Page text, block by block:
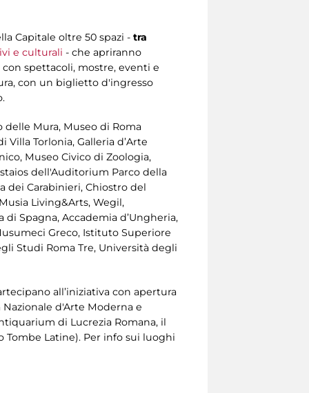
Capitale oltre 50 spazi - tra
e culturali - che apriranno
spettacoli, mostre, eventi e
con un biglietto d'ingresso
delle Mura, Museo di Roma
Villa Torlonia, Galleria d’Arte
Museo Civico di Zoologia,
dell'Auditorium Parco della
dei Carabinieri, Chiostro del
Living&Arts, Wegil,
Spagna, Accademia d’Ungheria,
Greco, Istituto Superiore
Studi Roma Tre, Università degli
all’iniziativa con apertura
d'Arte Moderna e
di Lucrezia Romana, il
Tombe Latine). Per info sui luoghi